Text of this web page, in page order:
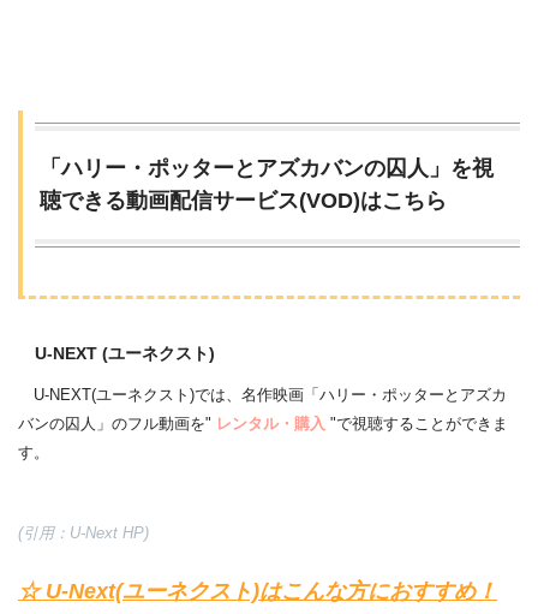
「ハリー・ポッターとアズカバンの囚人」を視
聴できる動画配信サービス(VOD)はこちら
U-NEXT (ユーネクスト)
U-NEXT(ユーネクスト)では、名作映画「ハリー・ポッターとアズカ
バンの囚人」のフル動画を" レンタル・購入 "で視聴することができま
す。
(引用：U-Next HP)
☆ U-Next(ユーネクスト)はこんな方におすすめ！